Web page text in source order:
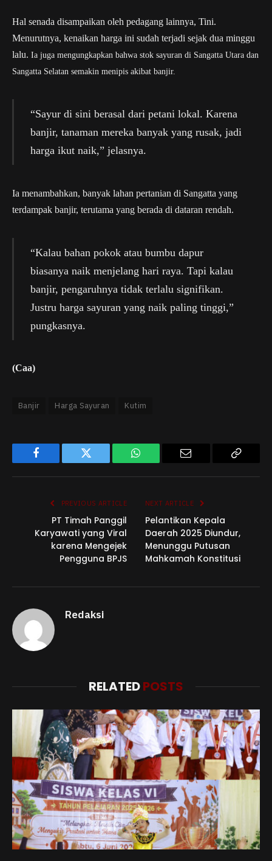
Hal senada disampaikan oleh pedagang lainnya, Tini.
Menurutnya, kenaikan harga ini sudah terjadi sejak dua minggu
lalu. Ia juga mengungkapkan bahwa stok sayuran di Sangatta Utara dan
Sangatta Selatan semakin menipis akibat banjir.
“Sayur di sini berasal dari petani lokal. Karena
banjir, tanaman mereka banyak yang rusak, jadi
harga ikut naik,” jelasnya.
Ia menambahkan, banyak lahan pertanian di Sangatta yang
terdampak banjir, terutama yang berada di dataran rendah.
“Kalau bahan pokok atau bumbu dapur
biasanya naik menjelang hari raya. Tapi kalau
banjir, pengaruhnya tidak terlalu signifikan.
Justru harga sayuran yang naik paling tinggi,”
pungkasnya.
(Caa)
Banjir Harga Sayuran Kutim
Facebook Twitter WhatsApp
PREVIOUS ARTICLE
PT Timah Panggil
Karyawati yang Viral
karena Mengejek
Pengguna BPJS
NEXT ARTICLE
Pelantikan Kepala
Daerah 2025 Diundur,
Menunggu Putusan
Mahkamah Konstitusi
Redaksi
RELATEDPOSTS